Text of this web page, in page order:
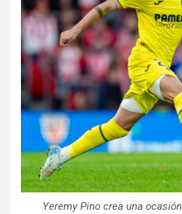
Yeremy Pino crea una